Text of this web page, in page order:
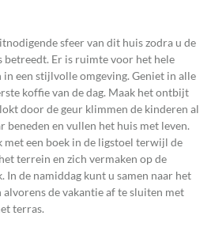
sfeer van dit huis zodra u de
Er is ruimte voor het hele
in een stijlvolle omgeving. Geniet in alle
koffie van de dag. Maak het ontbijt
door de geur klimmen de kinderen al
beneden en vullen het huis met leven.
met een boek in de ligstoel terwijl de
terrein en zich vermaken op de
In de namiddag kunt u samen naar het
de vakantie af te sluiten met
terras.